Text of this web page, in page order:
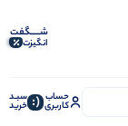
شـــــگفت
انگیزت
حساب
کاربری (: سبـد
خرید